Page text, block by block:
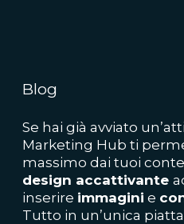
Blog
Se hai già avviato
Marketing Hub ti
massimo dai tuoi
design accattivante
inserire immagini e
Tutto in un’unica